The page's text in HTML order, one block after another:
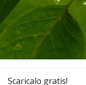
Scaricalo gratis!